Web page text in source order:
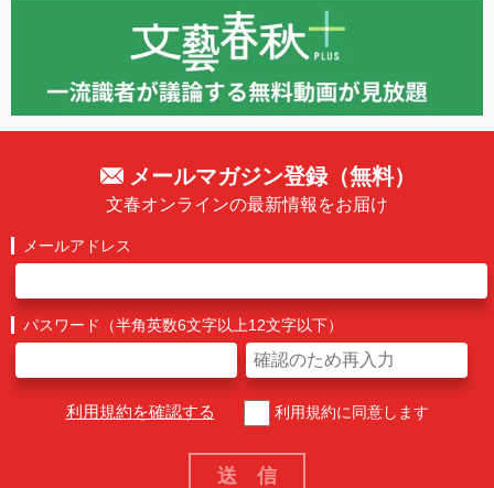
メールマガジン登録（無料）
文春オンラインの最新情報をお届け
メールアドレス
パスワード（半角英数6文字以上12文字以下）
利用規約を確認する 利用規約に同意します